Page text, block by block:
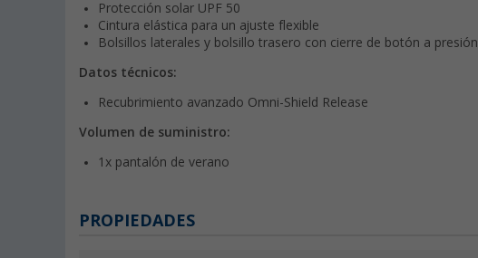
Protección solar UPF 50
Cintura elástica para un ajuste flexible
Bolsillos laterales y bolsillo trasero con cierre de botón a presión
Datos técnicos:
Recubrimiento avanzado Omni-Shield Release
Volumen de suministro:
1x pantalón de verano
PROPIEDADES